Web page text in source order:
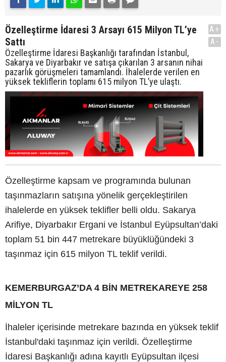
Özelleştirme İdaresi 3 Arsayı 615 Milyon TL’ye
Sattı
Özelleştirme İdaresi Başkanlığı tarafından İstanbul,
Sakarya ve Diyarbakır ve satışa çıkarılan 3 arsanın nihai
pazarlık görüşmeleri tamamlandı. İhalelerde verilen en
yüksek tekliflerin toplamı 615 milyon TL’ye ulaştı.
A+
A-
Özelleştirme kapsam ve programında bulunan
taşınmazların satışına yönelik gerçekleştirilen
ihalelerde en yüksek teklifler belli oldu. Sakarya
Arifiye, Diyarbakır Ergani ve İstanbul Eyüpsultan’daki
toplam 51 bin 447 metrekare büyüklüğündeki 3
taşınmaz için 615 milyon TL teklif verildi.
KEMERBURGAZ’DA 4 BİN METREKAREYE 258
MİLYON TL
İhaleler içerisinde metrekare bazında en yüksek teklif
İstanbul'daki taşınmaz için verildi. Özelleştirme
İdaresi Başkanlığı adına kayıtlı Eyüpsultan ilçesi